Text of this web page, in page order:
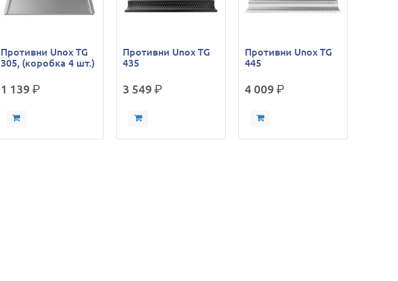
Противни Unox TG
305, (коробка 4 шт.)
1 139 р.
Противни Unox TG
435
3 549 р.
Противни Unox TG
445
4 009 р.